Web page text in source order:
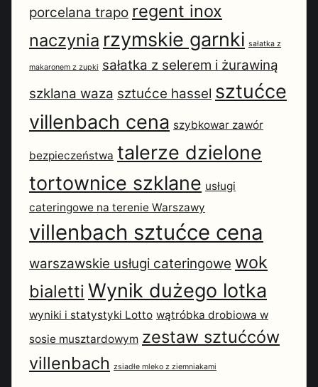
porcelana trapo regent inox
naczynia rzymskie garnki sałatka z
makaronem z zupki sałatka z selerem i żurawiną
szklana waza sztućce hassel sztućce
villenbach cena szybkowar zawór
bezpieczeństwa talerze dzielone
tortownice szklane usługi
cateringowe na terenie Warszawy
villenbach sztućce cena
warszawskie usługi cateringowe wok
bialetti Wynik dużego lotka
wyniki i statystyki Lotto wątróbka drobiowa w
sosie musztardowym zestaw sztućców
villenbach zsiadłe mleko z ziemniakami